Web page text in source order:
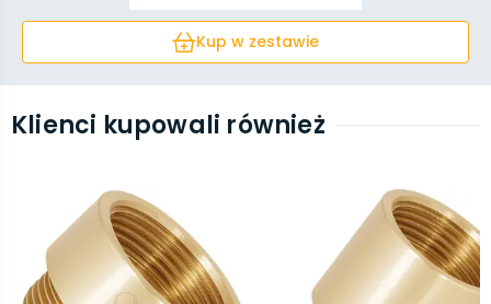
Kup w zestawie
Klienci kupowali również